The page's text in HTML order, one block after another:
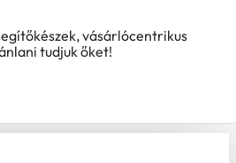
vásárlócentrikus
tudjuk őket!